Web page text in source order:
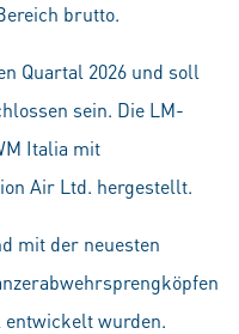
brutto.
Quartal 2026 und soll
sein. Die LM-
Italia mit
Air Ltd. hergestellt.
mit der neuesten
entwickelt wurden.